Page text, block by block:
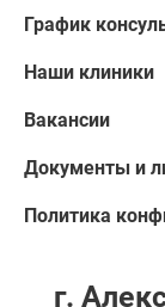
График
Наши клиники
Вакансии
Документы и
Политика
г.